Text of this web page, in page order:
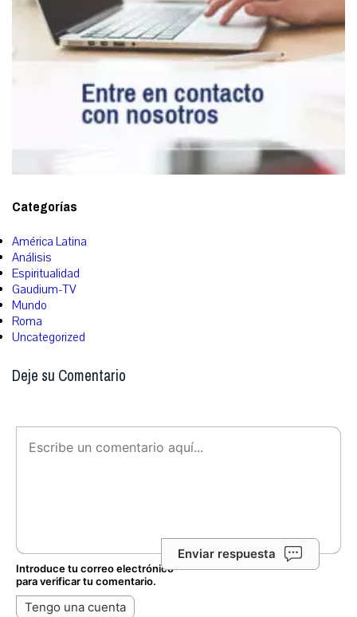
Categorías
América Latina
Análisis
Espiritualidad
Gaudium-TV
Mundo
Roma
Uncategorized
Deje su Comentario
Enviar respuesta
Introduce tu correo electrónico
para verificar tu comentario.
Tengo una cuenta